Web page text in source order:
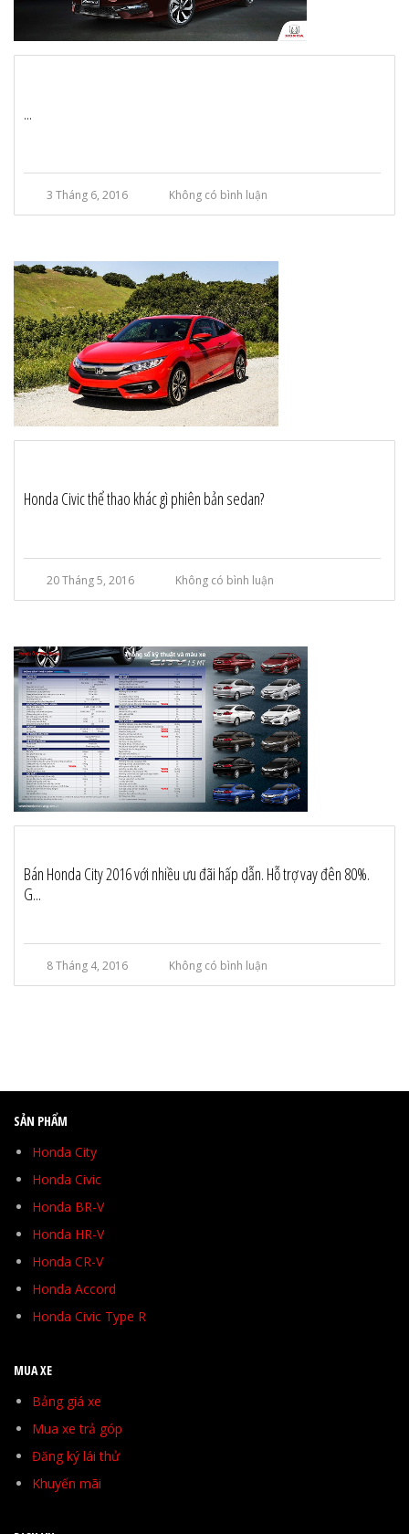
...
3 Tháng 6, 2016 Không có bình luận
Honda Civic thể thao khác gì phiên bản sedan?
20 Tháng 5, 2016 Không có bình luận
Bán Honda City 2016 với nhiều ưu đãi hấp dẫn. Hỗ trợ vay đên 80%.
G...
8 Tháng 4, 2016 Không có bình luận
SẢN PHẨM
Honda City
Honda Civic
Honda BR-V
Honda HR-V
Honda CR-V
Honda Accord
Honda Civic Type R
MUA XE
Bảng giá xe
Mua xe trả góp
Đăng ký lái thử
Khuyến mãi